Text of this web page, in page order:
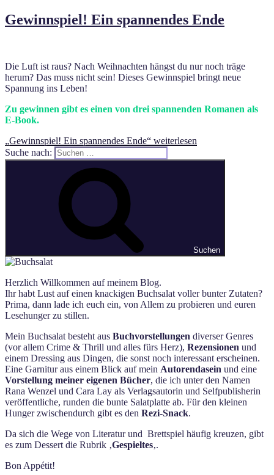
Gewinnspiel! Ein spannendes Ende
Die Luft ist raus? Nach Weihnachten hängst du nur noch träge
herum? Das muss nicht sein! Dieses Gewinnspiel bringt neue
Spannung ins Leben!
Zu gewinnen gibt es einen von drei spannenden Romanen als
E-Book.
„Gewinnspiel! Ein spannendes Ende“ weiterlesen
Suche nach:
Suchen
Herzlich Willkommen auf meinem Blog.
Ihr habt Lust auf einen knackigen Buchsalat voller bunter Zutaten?
Prima, dann lade ich euch ein, von Allem zu probieren und euren
Lesehunger zu stillen.
Mein Buchsalat besteht aus Buchvorstellungen diverser Genres
(vor allem Crime & Thrill und alles fürs Herz), Rezensionen und
einem Dressing aus Dingen, die sonst noch interessant erscheinen.
Eine Garnitur aus einem Blick auf mein Autorendasein und eine
Vorstellung meiner eigenen Bücher, die ich unter den Namen
Rana Wenzel und Cara Lay als Verlagsautorin und Selfpublisherin
veröffentliche, runden die bunte Salatplatte ab. Für den kleinen
Hunger zwischendurch gibt es den Rezi-Snack.
Da sich die Wege von Literatur und Brettspiel häufig kreuzen, gibt
es zum Dessert die Rubrik ‚Gespieltes‚.
Bon Appétit!